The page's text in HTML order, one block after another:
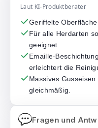
Laut KI-Produktberater
Geriffelte
Für alle Herdarten
geeignet.
Emaille-
erleichtert die
Massives
gleichmäßig.
Fragen und